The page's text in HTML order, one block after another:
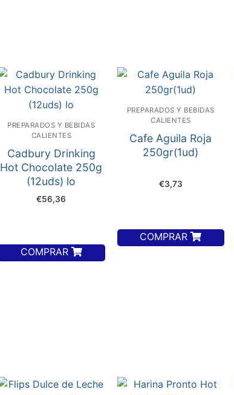
PREPARADOS Y BEBIDAS
CALIENTES
Cadbury Drinking
Hot Chocolate 250g
(12uds) lo
€56,36
COMPRAR
PREPARADOS Y BEBIDAS
CALIENTES
Cafe Aguila Roja
250gr(1ud)
€3,73
COMPRAR